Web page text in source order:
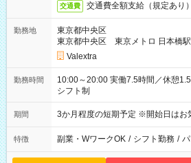
交通費 交通費全額支給（規定あり）
勤務地
東京都中央区
東京都中央区 東京メトロ 日本橋駅
Valextra
勤務時間
10:00～20:00 実働7.5時間／休憩1.5時間 営業時間に合わせた
シフト制
期間 3か月程度の短期予定 ※開始日はお
特徴 副業・WワークOK / シフト勤務 /